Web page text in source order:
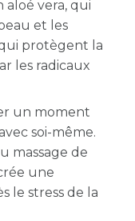
aloé vera, qui
et les
protègent la
les radicaux
un moment
soi-même.
massage de
une
le stress de la